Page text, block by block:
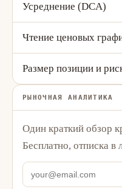
Усреднение (DCA)
Чтение ценовых
Размер позиции и
РЫНОЧНАЯ АНАЛИТИКА
Один краткий обзор
Бесплатно, отписка